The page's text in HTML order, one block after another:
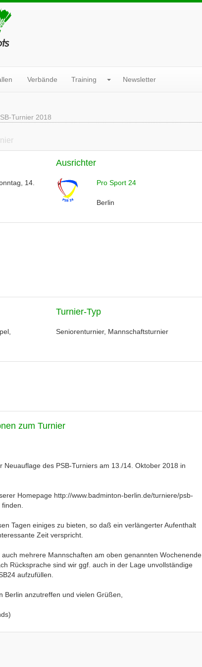
Verbände Training Newsletter
Turnier 2018
14.
Ausrichter
Pro Sport 24
Berlin
Turnier-Typ
Seniorenturnier, Mannschaftsturnier
zum Turnier
Neuauflage des PSB-Turniers am 13./14. Oktober 2018 in
Homepage http://www.badminton-berlin.de/turniere/psb-
Tagen einiges zu bieten, so daß ein verlängerter Aufenthalt
Zeit verspricht.
mehrere Mannschaften am oben genannten Wochenende
Rücksprache sind wir ggf. auch in der Lage unvollständige
aufzufüllen.
Berlin anzutreffen und vielen Grüßen,